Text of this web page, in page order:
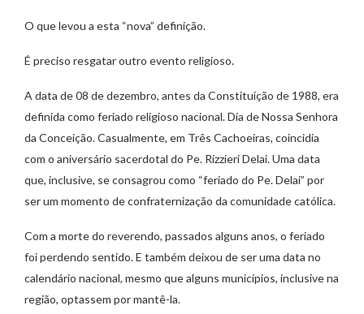
O que levou a esta “nova” definição.
É preciso resgatar outro evento religioso.
A data de 08 de dezembro, antes da Constituição de 1988, era
definida como feriado religioso nacional. Dia de Nossa Senhora
da Conceição. Casualmente, em Três Cachoeiras, coincidia
com o aniversário sacerdotal do Pe. Rizzieri Delai. Uma data
que, inclusive, se consagrou como “feriado do Pe. Delai” por
ser um momento de confraternização da comunidade católica.
Com a morte do reverendo, passados alguns anos, o feriado
foi perdendo sentido. E também deixou de ser uma data no
calendário nacional, mesmo que alguns municípios, inclusive na
região, optassem por mantê-la.